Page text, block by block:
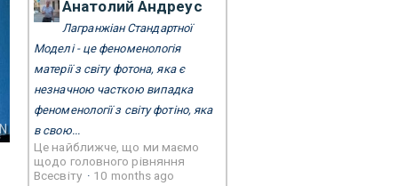
Анатолий Андреус
Лагранжіан Стандартної
Моделі - це феноменологія
матерії з світу фотона, яка є
незначною часткою випадка
феноменології з світу фотіно, яка
в свою...
Це найближче, що ми маємо
щодо головного рівняння
Всесвіту · 10 months ago